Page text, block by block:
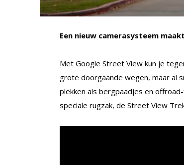
Een nieuw camerasysteem
Met Google Street View kun je
grote doorgaande wegen, maar al
plekken als bergpaadjes en
speciale rugzak, de Street View